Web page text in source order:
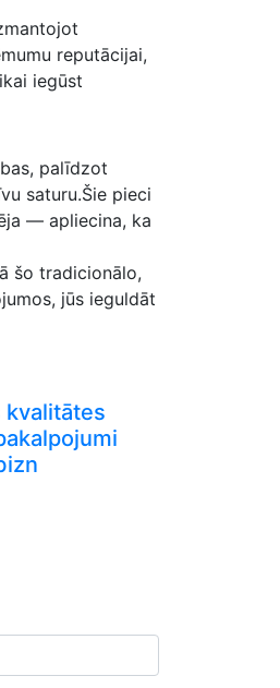
reputācijai,
iegūst⁢
palīdzot
‍saturu.Šie pieci
— apliecina, ka
šo‍ tradicionālo,
jūs ieguldāt
kvalitātes